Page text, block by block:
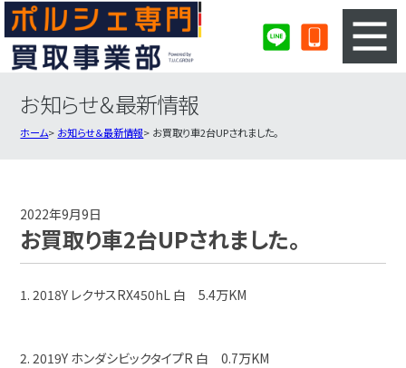
3ステップのカンタン査定
ポルシェ買取実績
お知らせ＆最新情報
ホーム お知らせ＆最新情報 お買取り車2台UPされました。
2022年9月9日
お買取り車2台UPされました。
1. 2018Y レクサスRX450hL 白 5.4万KM
2. 2019Y ホンダシビックタイプR 白 0.7万KM